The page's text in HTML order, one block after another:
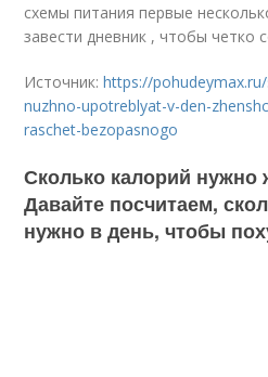
схемы питания первые
завести дневник , чтобы четко
Источник:https://
nuzhno-upotreblyat-v-den-
raschet-bezopasnogo
Сколько калорий нужно
Давайте посчитаем,
нужно в день, чтобы